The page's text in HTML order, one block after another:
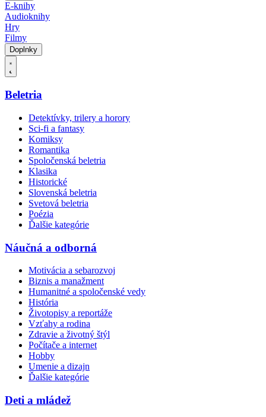
E-knihy
Audioknihy
Hry
Filmy
Doplnky
Beletria
Detektívky, trilery a horory
Sci-fi a fantasy
Komiksy
Romantika
Spoločenská beletria
Klasika
Historické
Slovenská beletria
Svetová beletria
Poézia
Ďalšie kategórie
Náučná a odborná
Motivácia a sebarozvoj
Biznis a manažment
Humanitné a spoločenské vedy
História
Životopisy a reportáže
Vzťahy a rodina
Zdravie a životný štýl
Počítače a internet
Hobby
Umenie a dizajn
Ďalšie kategórie
Deti a mládež